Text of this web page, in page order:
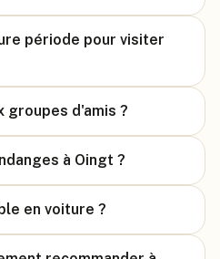
période pour visiter
groupes d'amis ?
à Oingt ?
en voiture ?